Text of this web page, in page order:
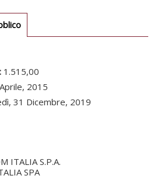
attiva)
1.515,00
2015
31 Dicembre, 2019
ITALIA S.P.A.
SPA